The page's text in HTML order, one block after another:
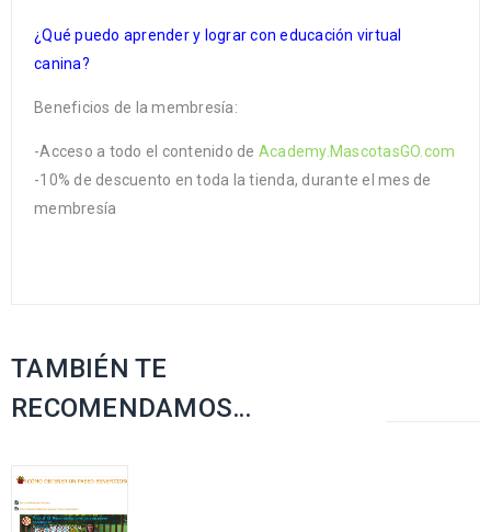
¿Qué puedo aprender y lograr con educación virtual
canina?
Beneficios de la membresía:
-Acceso a todo el contenido de Academy.MascotasGO.com
-10% de descuento en toda la tienda, durante el mes de
membresía
TAMBIÉN TE
RECOMENDAMOS…